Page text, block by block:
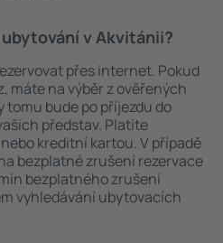
v Akvitánii?
přes internet. Pokud
máte na výběr z ověřených
bude po příjezdu do
představ. Platíte
kreditní kartou. V případě
bezplatné zrušení rezervace
bezplatného zrušení
vyhledávání ubytovacích